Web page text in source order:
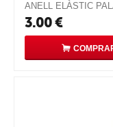
ANELL ELÀSTIC
3.00€